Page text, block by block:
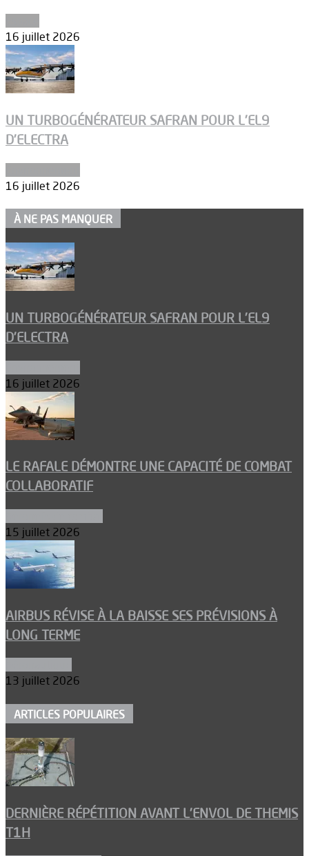
16 juillet 2026
UN TURBOGÉNÉRATEUR SAFRAN POUR L’EL9
D’ELECTRA
16 juillet 2026
À NE PAS MANQUER
UN TURBOGÉNÉRATEUR SAFRAN POUR L’EL9
D’ELECTRA
16 juillet 2026
LE RAFALE DÉMONTRE UNE CAPACITÉ DE COMBAT
COLLABORATIF
15 juillet 2026
AIRBUS RÉVISE À LA BAISSE SES PRÉVISIONS À
LONG TERME
13 juillet 2026
ARTICLES POPULAIRES
DERNIÈRE RÉPÉTITION AVANT L’ENVOL DE THEMIS
T1H